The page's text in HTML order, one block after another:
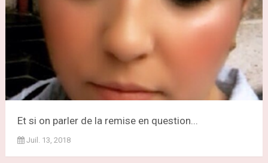
Et si on parler de la remise en question...
Juil. 13, 2018